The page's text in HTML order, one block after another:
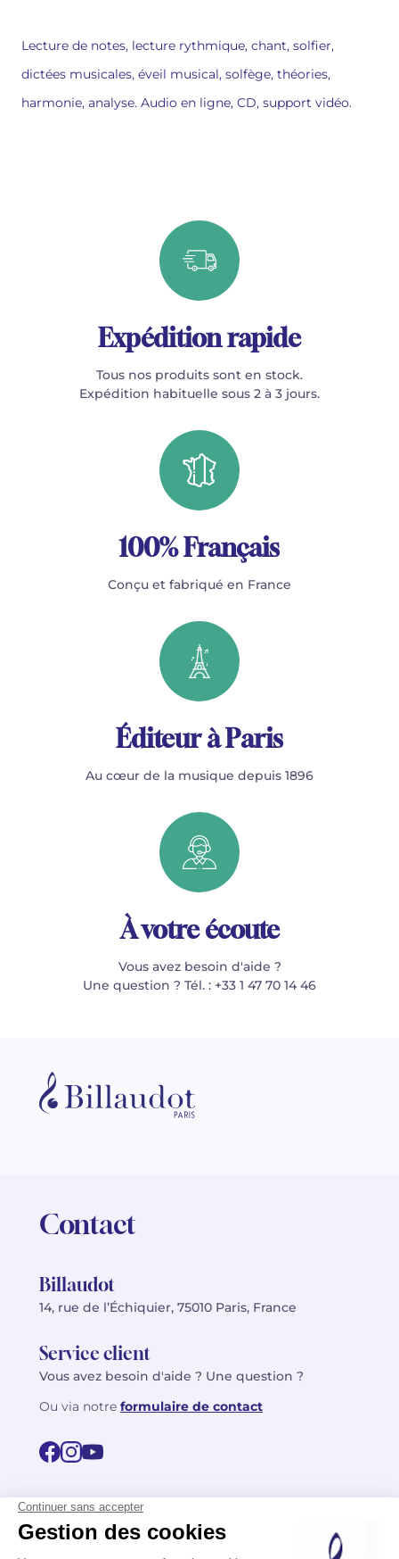
Lecture de notes, lecture rythmique, chant, solfier,
dictées musicales, éveil musical, solfège, théories,
harmonie, analyse. Audio en ligne, CD, support vidéo.
Expédition rapide
Tous nos produits sont en stock.
Expédition habituelle sous 2 à 3 jours.
100% Français
Conçu et fabriqué en France
Éditeur à Paris
Au cœur de la musique depuis 1896
À votre écoute
Vous avez besoin d'aide ?
Une question ? Tél. : +33 1 47 70 14 46
Contact
Billaudot
14, rue de l’Échiquier, 75010 Paris, France
Service client
Vous avez besoin d'aide ? Une question ?
Ou via notre formulaire de contact
© 2026 Billaudot Paris. Tous droits réservés